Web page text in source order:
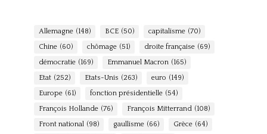
Allemagne (148) BCE (50) capitalisme (70)
Chine (60) chômage (51) droite française (69)
démocratie (169) Emmanuel Macron (165)
Etat (252) Etats-Unis (263) euro (149)
Europe (61) fonction présidentielle (54)
François Hollande (76) François Mitterrand (108)
Front national (98) gaullisme (66) Grèce (64)